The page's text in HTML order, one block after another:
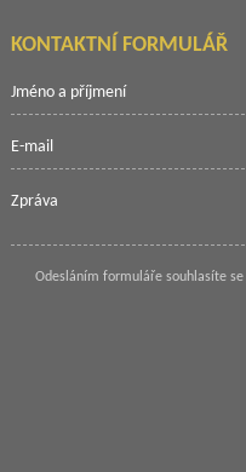
KONTAKTNÍ FORMULÁŘ
Odesláním formuláře souhlasíte se